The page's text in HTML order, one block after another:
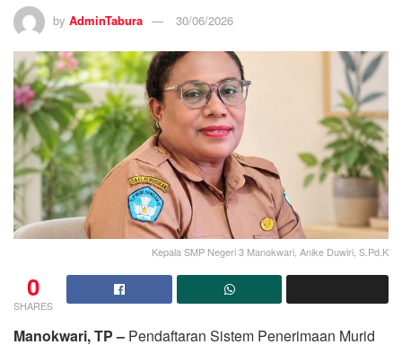
by AdminTabura 30/06/2026
Kepala SMP Negeri 3 Manokwari, Anike Duwiri, S.Pd.K
0
SHARES
Manokwari, TP – Pendaftaran Sistem Penerimaan Murid